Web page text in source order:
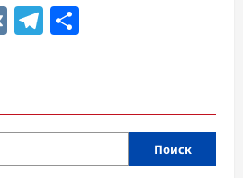
VK Telegram
Поиск